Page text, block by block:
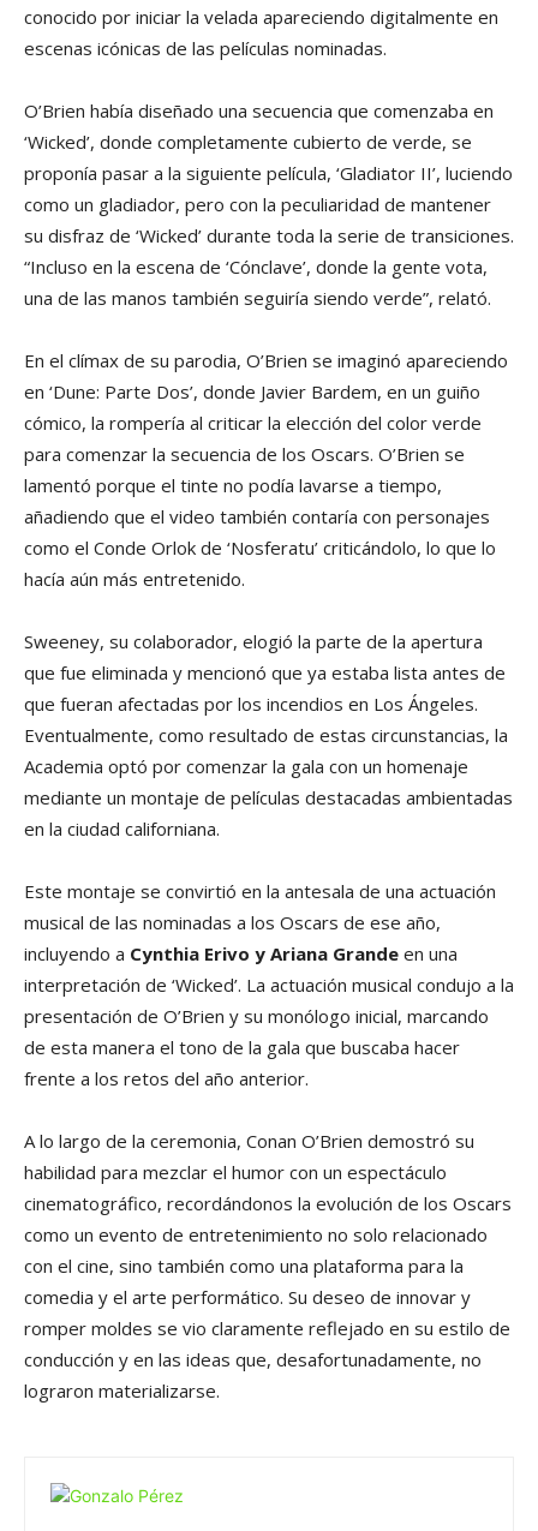
conocido por iniciar la velada apareciendo digitalmente en
escenas icónicas de las películas nominadas.
O’Brien había diseñado una secuencia que comenzaba en
‘Wicked’, donde completamente cubierto de verde, se
proponía pasar a la siguiente película, ‘Gladiator II’, luciendo
como un gladiador, pero con la peculiaridad de mantener
su disfraz de ‘Wicked’ durante toda la serie de transiciones.
“Incluso en la escena de ‘Cónclave’, donde la gente vota,
una de las manos también seguiría siendo verde”, relató.
En el clímax de su parodia, O’Brien se imaginó apareciendo
en ‘Dune: Parte Dos’, donde Javier Bardem, en un guiño
cómico, la rompería al criticar la elección del color verde
para comenzar la secuencia de los Oscars. O’Brien se
lamentó porque el tinte no podía lavarse a tiempo,
añadiendo que el video también contaría con personajes
como el Conde Orlok de ‘Nosferatu’ criticándolo, lo que lo
hacía aún más entretenido.
Sweeney, su colaborador, elogió la parte de la apertura
que fue eliminada y mencionó que ya estaba lista antes de
que fueran afectadas por los incendios en Los Ángeles.
Eventualmente, como resultado de estas circunstancias, la
Academia optó por comenzar la gala con un homenaje
mediante un montaje de películas destacadas ambientadas
en la ciudad californiana.
Este montaje se convirtió en la antesala de una actuación
musical de las nominadas a los Oscars de ese año,
incluyendo a Cynthia Erivo y Ariana Grande en una
interpretación de ‘Wicked’. La actuación musical condujo a la
presentación de O’Brien y su monólogo inicial, marcando
de esta manera el tono de la gala que buscaba hacer
frente a los retos del año anterior.
A lo largo de la ceremonia, Conan O’Brien demostró su
habilidad para mezclar el humor con un espectáculo
cinematográfico, recordándonos la evolución de los Oscars
como un evento de entretenimiento no solo relacionado
con el cine, sino también como una plataforma para la
comedia y el arte performático. Su deseo de innovar y
romper moldes se vio claramente reflejado en su estilo de
conducción y en las ideas que, desafortunadamente, no
lograron materializarse.